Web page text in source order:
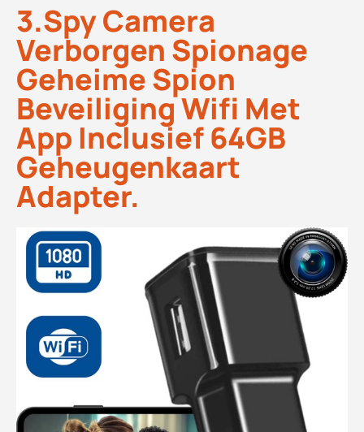
3.Spy Camera
Verborgen Spionage
Geheime Spion
Beveiliging Wifi Met
App Inclusief 64GB
Geheugenkaart
Adapter.